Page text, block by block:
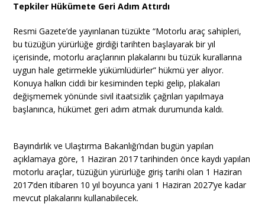
Tepkiler Hükümete Geri Adım Attırdı
Resmi Gazete’de yayınlanan tüzükte “Motorlu araç sahipleri,
bu tüzüğün yürürlüğe girdiği tarihten başlayarak bir yıl
içerisinde, motorlu araçlarının plakalarını bu tüzük kurallarına
uygun hale getirmekle yükümlüdürler” hükmü yer alıyor.
Konuya halkın ciddi bir kesiminden tepki gelip, plakaları
değişmemek yönünde sivil itaatsizlik çağrıları yapılmaya
başlanınca, hükümet geri adım atmak durumunda kaldı.
Bayındırlık ve Ulaştırma Bakanlığı’ndan bugün yapılan
açıklamaya göre, 1 Haziran 2017 tarihinden önce kaydı yapılan
motorlu araçlar, tüzüğün yürürlüğe giriş tarihi olan 1 Haziran
2017’den itibaren 10 yıl boyunca yani 1 Haziran 2027’ye kadar
mevcut plakalarını kullanabilecek.